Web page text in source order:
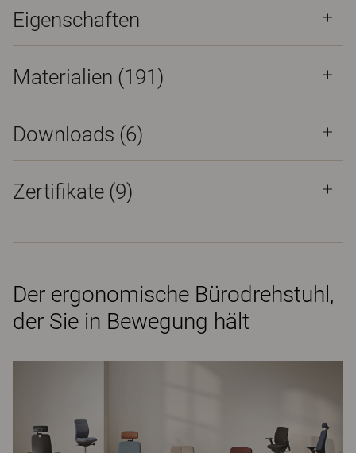
Eigenschaften
Materialien (191)
Downloads (6)
Zertifikate (9)
Der ergonomische Bürodrehstuhl,
der Sie in Bewegung hält